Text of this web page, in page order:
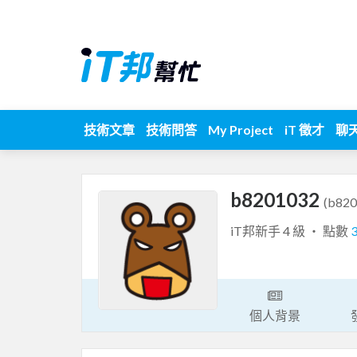
技術文章 技術問答 My Project iT 徵才 聊
b8201032
iT邦新手 4 級 ‧ 點數
個人背景